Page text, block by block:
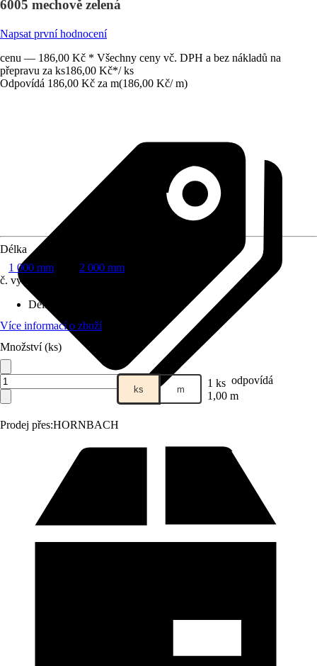
6005 mechově zelená
Napsat první hodnocení
cenu — 186,00 Kč * Všechny ceny vč. DPH a bez nákladů na
přepravu za ks186,00 Kč*/ ks
Odpovídá 186,00 Kč za m(186,00 Kč/ m)
Prodej přes:HORNBACH
Délka
1 000 mm
2 000 mm
č. výrobku
Délka
Více informací o zboží
Množství (ks)
ks m 1 ks odpovídá
1,00 m